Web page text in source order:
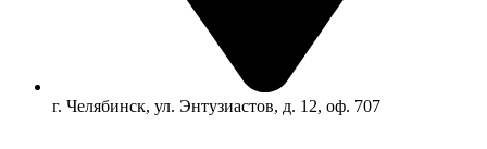
г. Челябинск, ул. Энтузиастов, д. 12, оф. 707